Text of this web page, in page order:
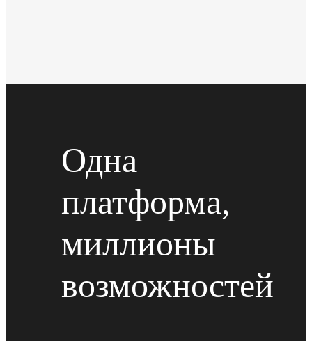
Одна
платформа,
миллионы
возможностей